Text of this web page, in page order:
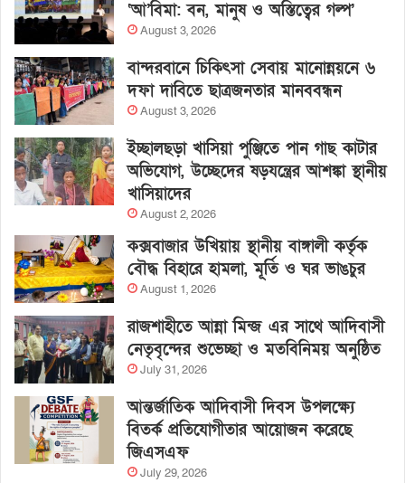
‘আ’বিমা: বন, মানুষ ও অস্তিত্বের গল্প’
August 3, 2026
বান্দরবানে চিকিৎসা সেবায় মানোন্নয়নে ৬
দফা দাবিতে ছাত্রজনতার মানববন্ধন
August 3, 2026
ইচ্ছালছড়া খাসিয়া পুঞ্জিতে পান গাছ কাটার
অভিযোগ, উচ্ছেদের ষড়যন্ত্রের আশঙ্কা স্থানীয়
খাসিয়াদের
August 2, 2026
কক্সবাজার উখিয়ায় স্থানীয় বাঙ্গালী কর্তৃক
বৌদ্ধ বিহারে হামলা, মূর্তি ও ঘর ভাঙচুর
August 1, 2026
রাজশাহীতে আন্না মিন্জ এর সাথে আদিবাসী
নেতৃবৃন্দের শুভেচ্ছা ও মতবিনিময় অনুষ্ঠিত
July 31, 2026
আন্তর্জাতিক আদিবাসী দিবস উপলক্ষ্যে
বিতর্ক প্রতিযোগীতার আয়োজন করেছে
জিএসএফ
July 29, 2026